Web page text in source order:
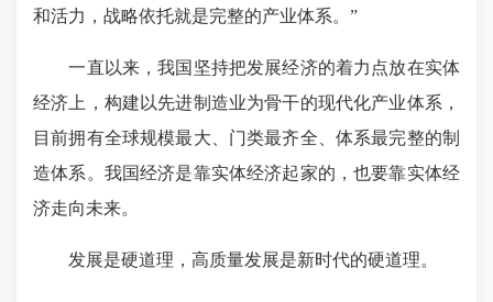
和活力，战略依托就是完整的产业体系。”
一直以来，我国坚持把发展经济的着力点放在实体
经济上，构建以先进制造业为骨干的现代化产业体系，
目前拥有全球规模最大、门类最齐全、体系最完整的制
造体系。我国经济是靠实体经济起家的，也要靠实体经
济走向未来。
发展是硬道理，高质量发展是新时代的硬道理。